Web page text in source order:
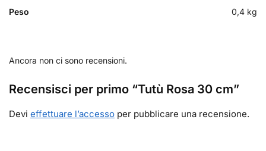
Peso 0,4 kg
Ancora non ci sono recensioni.
Recensisci per primo “Tutù Rosa 30 cm”
Devi effettuare l’accesso per pubblicare una recensione.